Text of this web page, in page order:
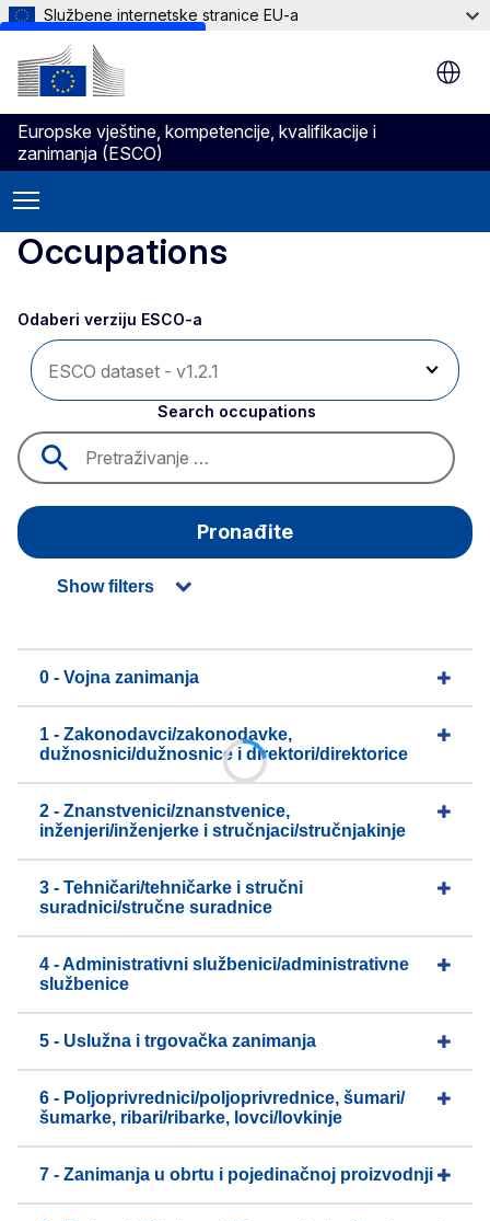
Skip to main content
Službene internetske stranice EU-a
Europske vještine, kompetencije, kvalifikacije i
zanimanja (ESCO)
Occupations
Odaberi verziju ESCO-a
Search occupations
Pronađite
Show filters
0 - Vojna zanimanja
1 - Zakonodavci/zakonodavke,
dužnosnici/dužnosnice i direktori/direktorice
2 - Znanstvenici/znanstvenice,
inženjeri/inženjerke i stručnjaci/stručnjakinje
3 - Tehničari/tehničarke i stručni
suradnici/stručne suradnice
4 - Administrativni službenici/administrativne
službenice
5 - Uslužna i trgovačka zanimanja
6 - Poljoprivrednici/poljoprivrednice, šumari/
šumarke, ribari/ribarke, lovci/lovkinje
7 - Zanimanja u obrtu i pojedinačnoj proizvodnji